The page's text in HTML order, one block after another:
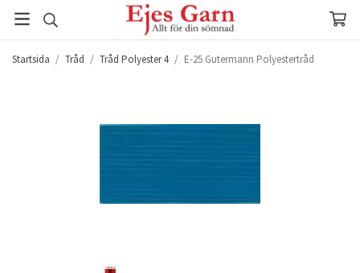
Startsida / Tråd / Tråd Polyester 4 / E-25 Gutermann Polyestertråd